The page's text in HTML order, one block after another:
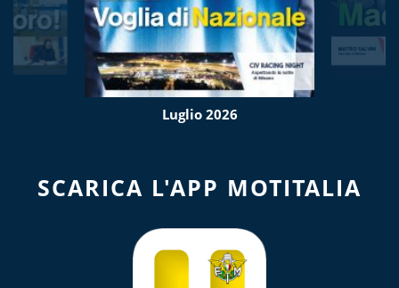
Luglio 2026
SCARICA L'APP MOTITALIA